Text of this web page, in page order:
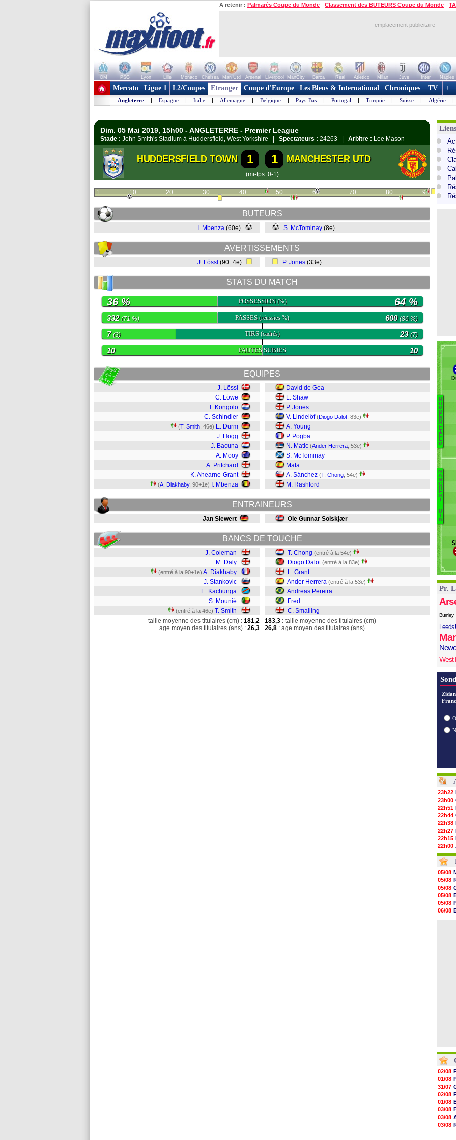
A retenir : Palmarès Coupe du Monde - Classement des BUTEURS Coupe du Monde -
emplacement publicitaire
OM PSG Lyon Lille Monaco Chelsea Man Utd Arsenal Liverpool ManCity Barca Real Atletico Milan Juve Inter Naples
+ de clubs
Mercato Ligue 1 L2/Coupes Etranger Coupe d'Europe Les Bleus & International Chroniques TV +
Angleterre | Espagne | Italie | Allemagne | Belgique | Pays-Bas | Portugal | Turquie | Suisse | Algérie |
Dim. 05 Mai 2019, 15h00 - ANGLETERRE - Premier League
Stade : John Smith's Stadium à Huddersfield, West Yorkshire | Spectateurs : 24263 | Arbitre : Lee Mason
HUDDERSFIELD TOWN 1 1 MANCHESTER UTD
(mi-tps: 0-1)
1 10 20 30 40 50 60 70 80 90
BUTEURS
I. Mbenza (60e) S. McTominay (8e)
AVERTISSEMENTS
J. Lössl (90+4e) P. Jones (33e)
STATS DU MATCH
POSSESSION(%)
36 % 64 %
PASSES(réussies %)
332(71 %) 600(86 %)
TIRS(cadrés)
7(3) 23(7)
FAUTES SUBIES
10 10
EQUIPES
J. Lössl
C. Löwe
T. Kongolo
C. Schindler
(T. Smith , 46e) E. Durm
J. Hogg
J. Bacuna
A. Mooy
A. Pritchard
K. Ahearne-Grant
(A. Diakhaby, 90+1e) I. Mbenza
David de Gea
L. Shaw
P. Jones
V. Lindelöf (Diogo Dalot , 83e)
A. Young
P. Pogba
N. Matic (Ander Herrera , 53e)
S. McTominay
Mata
A. Sánchez (T. Chong , 54e)
M. Rashford
ENTRAINEURS
Jan Siewert Ole Gunnar Solskjær
BANCS DE TOUCHE
J. Coleman
M. Daly
(entré à la 90+1e) A. Diakhaby
J. Stankovic
E. Kachunga
S. Mounié
(entré à la 46e) T. Smith
T. Chong (entré à la 54e)
Diogo Dalot (entré à la 83e)
L. Grant
Ander Herrera (entré à la 53e)
Andreas Pereira
Fred
C. Smalling
taille moyenne des titulaires (cm) : 181,2
age moyen des titulaires (ans) : 26,3
183,3 : taille moyenne des titulaires (cm)
26,8 : age moyen des titulaires (ans)
H
U
D
D
E
R
S
F
I
E
L
D
M
A
N
C
H
E
S
T
.
U
T
D
Pr.
Burnley
Leeds
West
23h22
23h00
22h51
22h44
22h38
22h27
22h15
22h00
21h48
21h39
21h26
21h05
20h47
20h30
20h18
20h04
19h47
05/08
05/08
05/08
05/08
05/08
06/08
02/08
01/08
31/07
02/08
01/08
03/08
03/08
03/08